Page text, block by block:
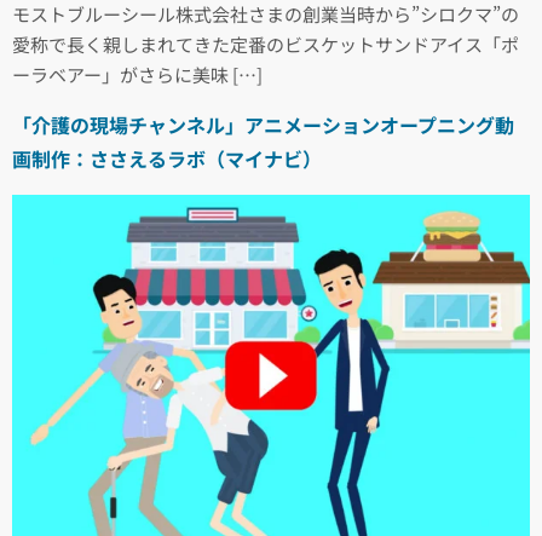
モストブルーシール株式会社さまの創業当時から”シロクマ”の
愛称で長く親しまれてきた定番のビスケットサンドアイス「ポ
ーラベアー」がさらに美味 […]
「介護の現場チャンネル」アニメーションオープニング動
画制作：ささえるラボ（マイナビ）